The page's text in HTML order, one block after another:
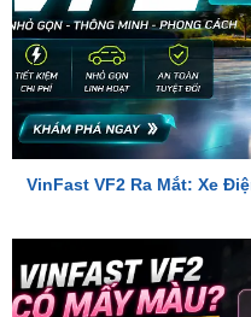
VinFast VF2 Ra Mắt: Xe